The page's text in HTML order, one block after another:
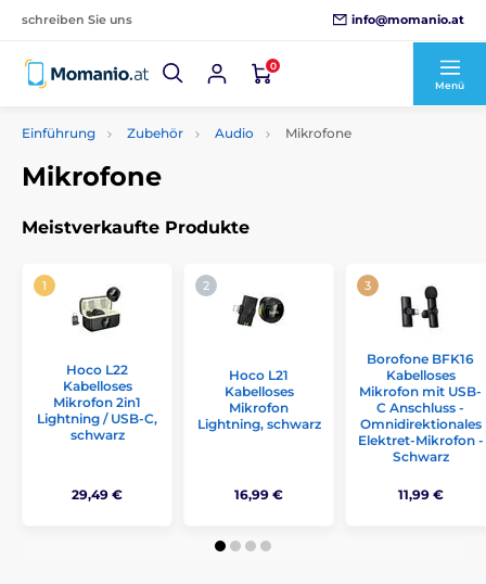
schreiben Sie uns info@momanio.at
0
Menü
Einführung Zubehör Audio Mikrofone
Mikrofone
Meistverkaufte Produkte
Hoco L22
Kabelloses
Mikrofon 2in1
Lightning / USB-C,
schwarz
29,49 €
Hoco L21
Kabelloses
Mikrofon
Lightning, schwarz
16,99 €
Borofone BFK16
Kabelloses
Mikrofon mit USB-
C Anschluss -
Omnidirektionales
Elektret-Mikrofon -
Schwarz
11,99 €